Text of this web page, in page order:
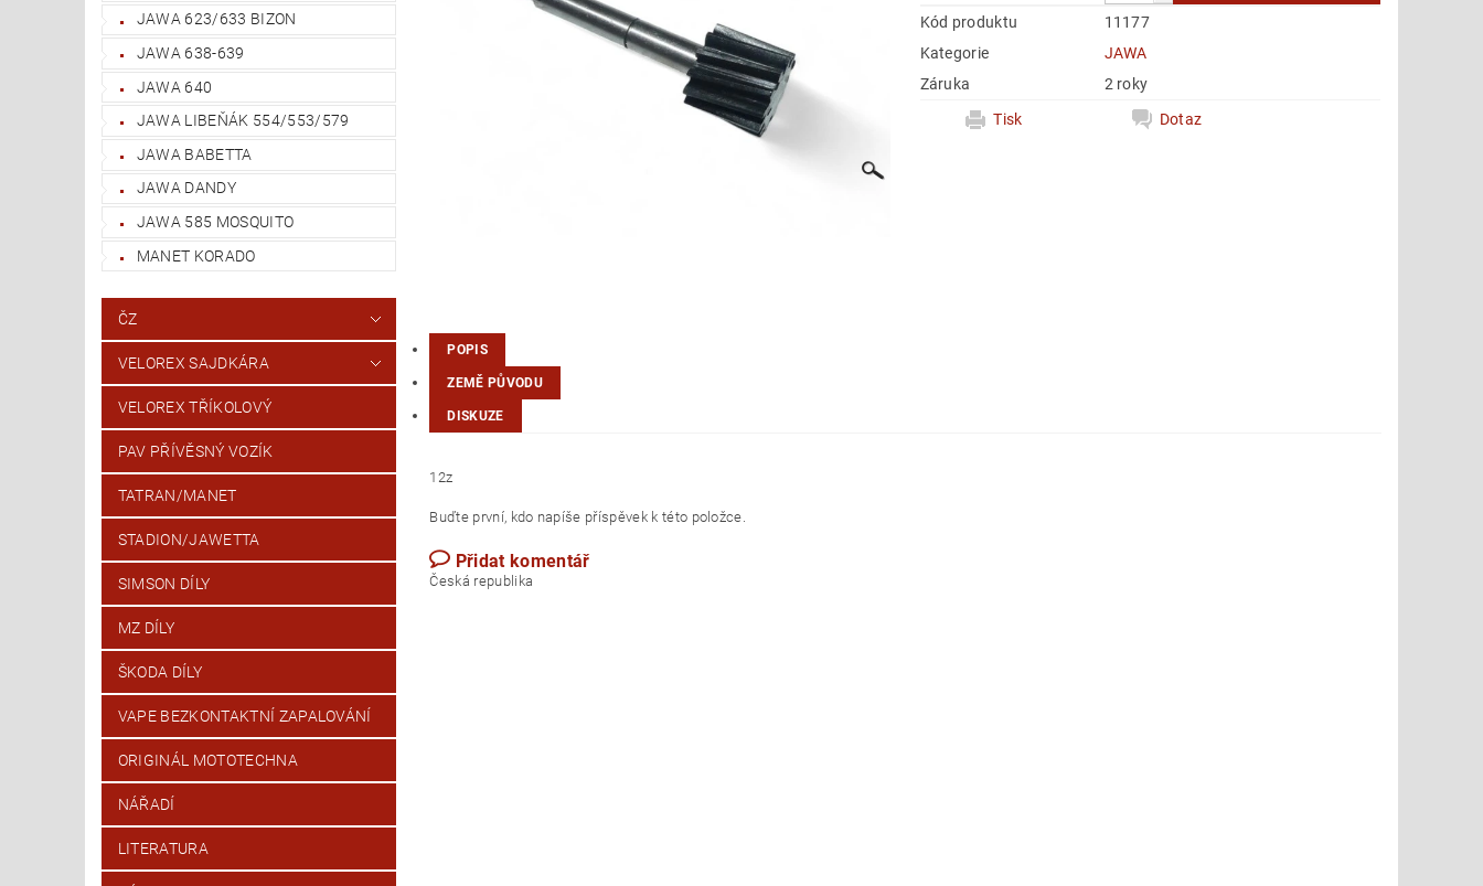
JAWA 623/633 BIZON
JAWA 638-639
JAWA 640
JAWA LIBEŇÁK 554/553/579
JAWA BABETTA
JAWA DANDY
JAWA 585 MOSQUITO
MANET KORADO
ČZ
VELOREX SAJDKÁRA
VELOREX TŘÍKOLOVÝ
PAV PŘÍVĚSNÝ VOZÍK
TATRAN/MANET
STADION/JAWETTA
SIMSON DÍLY
MZ DÍLY
ŠKODA DÍLY
VAPE BEZKONTAKTNÍ ZAPALOVÁNÍ
ORIGINÁL MOTOTECHNA
NÁŘADÍ
LITERATURA
Kód produktu
11177
Kategorie
JAWA
Záruka
2 roky
Tisk
Dotaz
POPIS
ZEMĚ PŮVODU
DISKUZE
12z
Buďte první, kdo napíše příspěvek k této položce.
Přidat komentář
Česká republika